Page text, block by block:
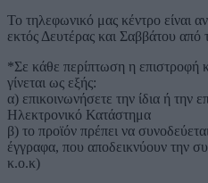
Το τηλεφωνικό μας κέντρο είναι
εκτός Δευτέρας και Σαββάτου από
*Σε κάθε περίπτωση η επιστροφή
γίνεται ως εξής:
α) επικοινωνήσετε την ίδια ή την
Ηλεκτρονικό Κατάστημα
β) το προϊόν πρέπει να
έγγραφα, που αποδεικνύουν την
κ.ο.κ)